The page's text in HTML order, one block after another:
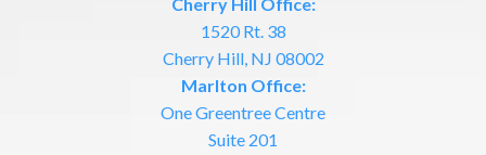
1520 Rt. 38
Cherry Hill, NJ 08002
Marlton Office:
One Greentree Centre
Suite 201